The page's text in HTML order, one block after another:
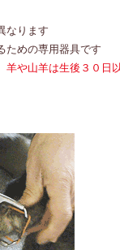
なります
ための専用器具です
や山羊は生後３０日